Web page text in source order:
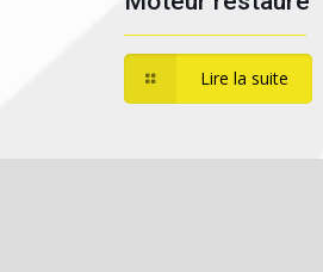
Lire la suite